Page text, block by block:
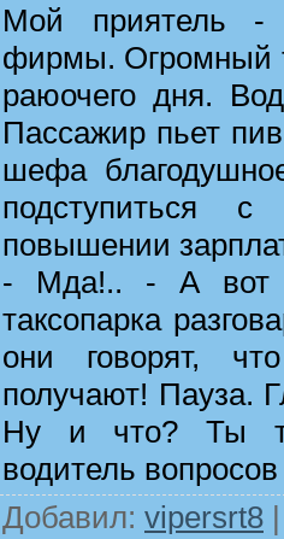
Мой приятель -
фирмы. Огромный
раюочего дня.
Пассажир пьет
шефа
подступиться
повышении
- Мда!.. - А вот
таксопарка
они говорят,
получают! Пауза.
Ну и что? Ты
водитель
Добавил: vipersrt8 |